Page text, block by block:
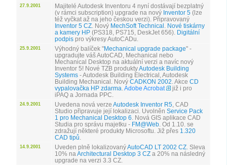
27.9.2001
Majitelé Autodesk Inventoru 4 nyní dostávají bezplatný
(v rámci subscription) upgrade na nový Inventor 5 (lze
též vyčkat až na jeho českou verzi). Připravovaný
Inventor 5 CZ . Nový MechSoft Technical
Nové tiskárny
a kamery HP (PS318, PS715, DeskJet 656). Digitální
podpis pro výkresy AutoCADu.
25.9.2001 Výhodný balíček "Mechanical upgrade package" -
upgradujte váš AutoCAD, Mechanical nebo
Mechanical Desktop na aktuální verzi a navíc nový
Inventor 5! Nové TZB produktyAutodesk Building
Systems - Autodesk Building Electrical, Autodesk
Building Mechanical. Nový CADKON 2002 . Akce CD
vypalovačka HP zdarma Adobe Acrobat
již i pro
iPAQ a Jornada PPC.
24.9.2001 Uvedena nová verze Autodesk Inventor R5 , CAD
Studio připravuje její lokalizaci. Uvolněn Service Pack
1 pro Mechanical Desktop 6 . Nová GIS aplikace CAD
Studia pro správu majetku - FM@Web . Od 1.10. se
zdražují některé produkty Microsoftu. Již přes 1.320
CAD tipů
14.9.2001 Uveden plně lokalizovanýAutoCAD LT 2002 CZ . Sleva
10% na Architectural Desktop 3 CZ a 20% na následný
upgrade na verzi 3.3 CZ.